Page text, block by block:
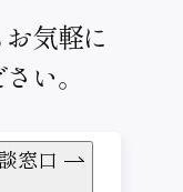
気軽に
い。
窓口